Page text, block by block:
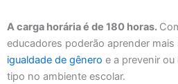
A carga horária é de 180 horas.
educadores poderão aprender mais
igualdade de gênero e a prevenir
tipo no ambiente escolar.